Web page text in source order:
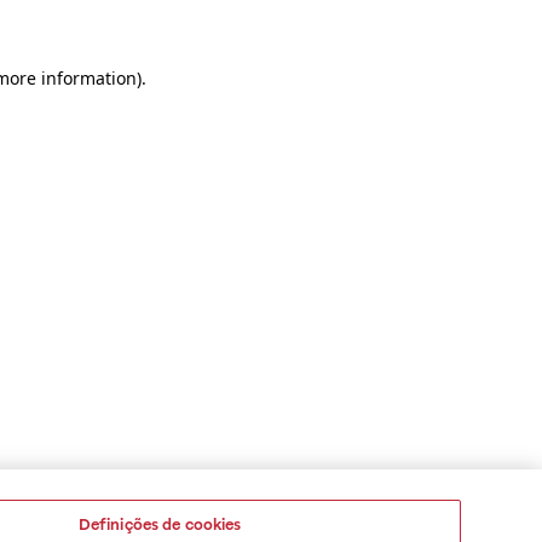
information).
Definições de cookies